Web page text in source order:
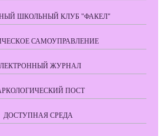
ШКОЛЬНЫЙ КЛУБ "ФАКЕЛ"
САМОУПРАВЛЕНИЕ
ЖУРНАЛ
ПОСТ
ДОСТУПНАЯ СРЕДА